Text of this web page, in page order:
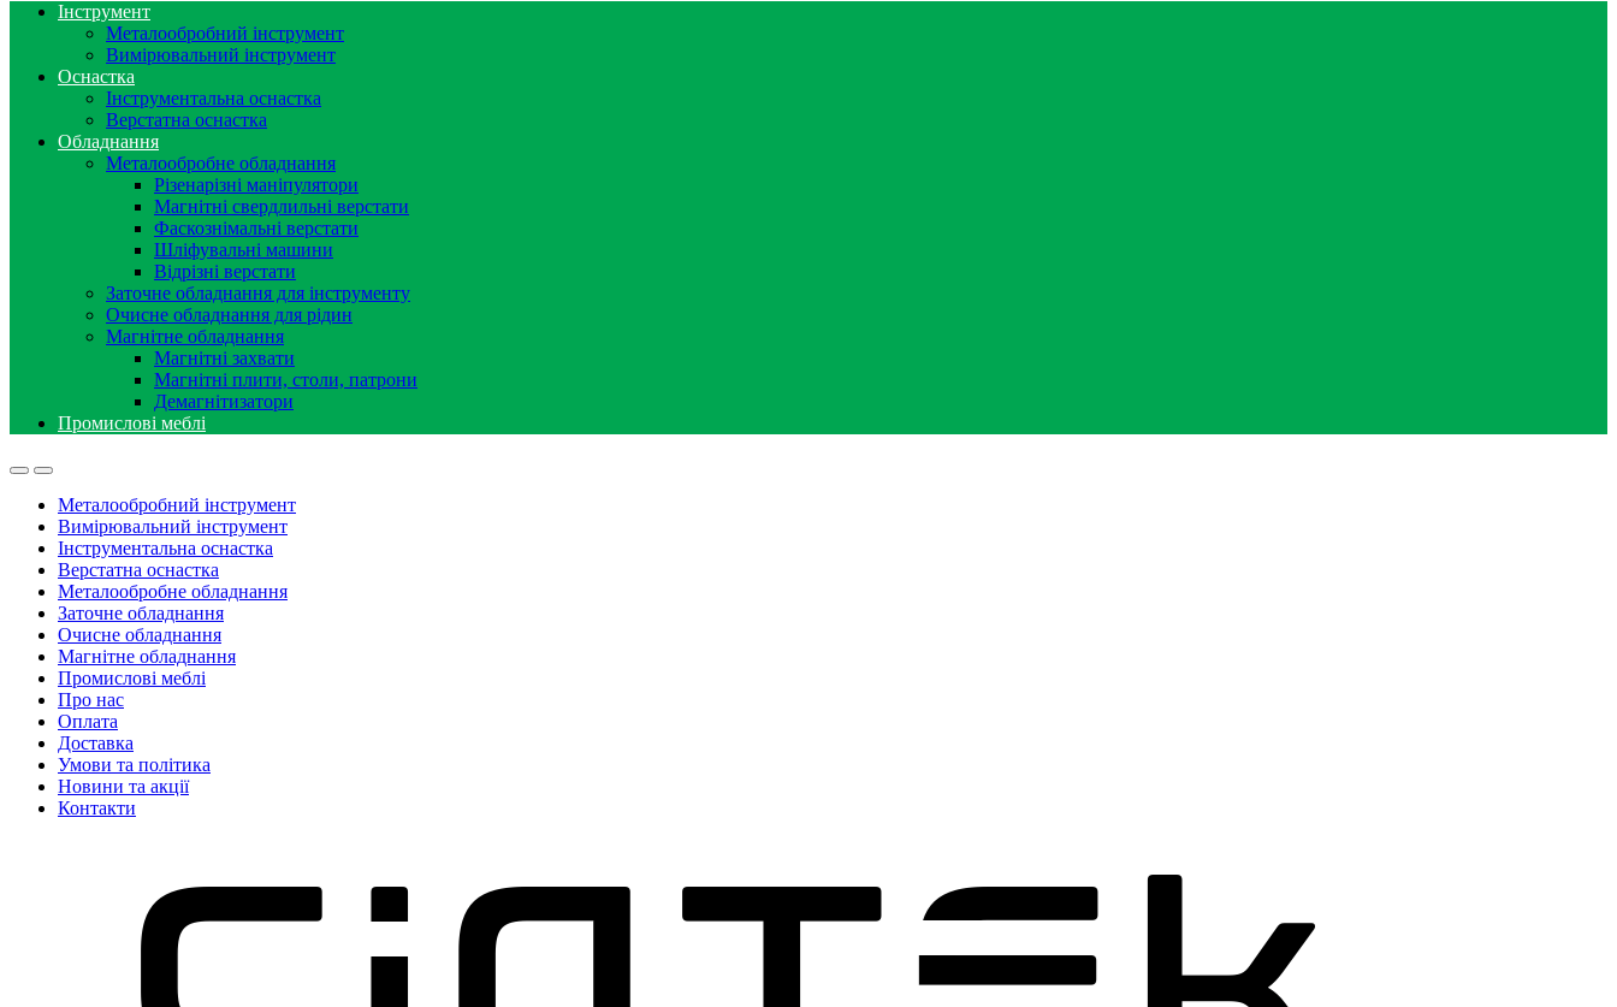
Інструмент
Металообробний інструмент
Вимірювальний інструмент
Оснастка
Інструментальна оснастка
Верстатна оснастка
Обладнання
Металообробне обладнання
Різенарізні маніпулятори
Магнітні свердлильні верстати
Фаскознімальні верстати
Шліфувальні машини
Відрізні верстати
Заточне обладнання для інструменту
Очисне обладнання для рідин
Магнітне обладнання
Магнітні захвати
Магнітні плити, столи, патрони
Демагнітизатори
Промислові меблі
Металообробний інструмент
Вимірювальний інструмент
Інструментальна оснастка
Верстатна оснастка
Металообробне обладнання
Заточне обладнання
Очисне обладнання
Магнітне обладнання
Промислові меблі
Про нас
Оплата
Доставка
Умови та політика
Новини та акції
Контакти